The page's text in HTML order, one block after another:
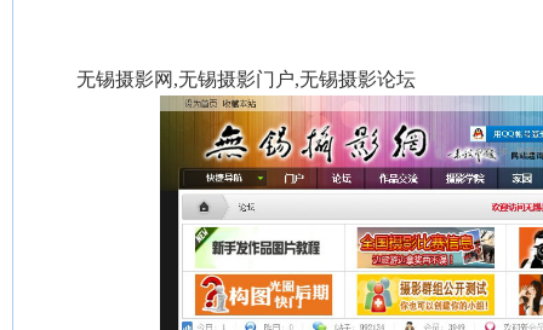
无锡摄影网,无锡摄影门户,无锡摄影论坛